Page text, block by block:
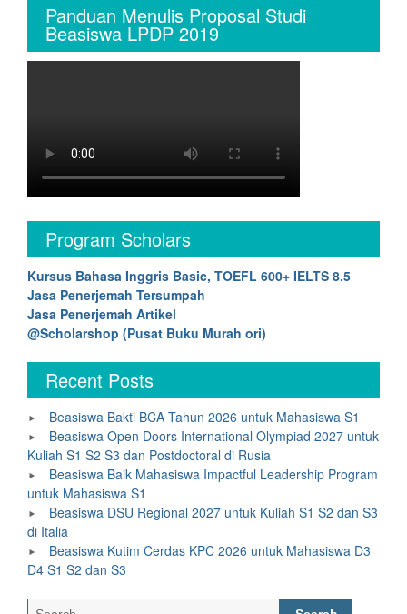
Panduan Menulis Proposal Studi
Beasiswa LPDP 2019
Program Scholars
Kursus Bahasa Inggris Basic, TOEFL 600+ IELTS 8.5
Jasa Penerjemah Tersumpah
Jasa Penerjemah Artikel
@Scholarshop (Pusat Buku Murah ori)
Recent Posts
Beasiswa Bakti BCA Tahun 2026 untuk Mahasiswa S1
Beasiswa Open Doors International Olympiad 2027 untuk
Kuliah S1 S2 S3 dan Postdoctoral di Rusia
Beasiswa Baik Mahasiswa Impactful Leadership Program
untuk Mahasiswa S1
Beasiswa DSU Regional 2027 untuk Kuliah S1 S2 dan S3
di Italia
Beasiswa Kutim Cerdas KPC 2026 untuk Mahasiswa D3
D4 S1 S2 dan S3
Search